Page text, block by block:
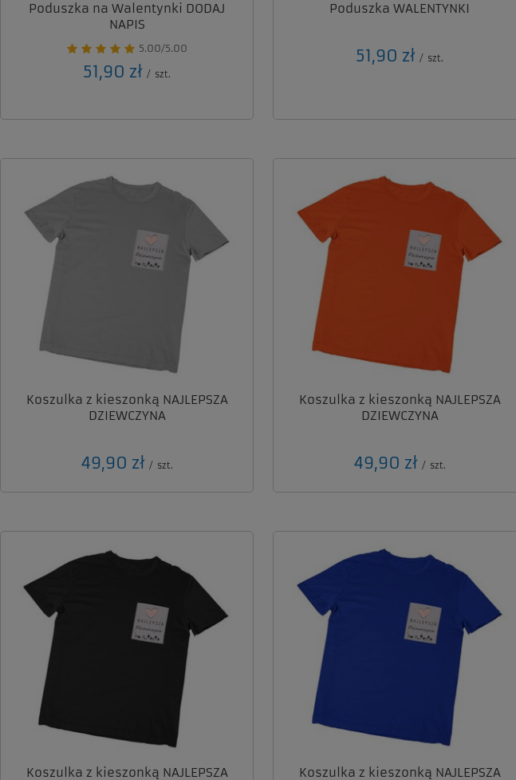
Poduszka na Walentynki DODAJ
NAPIS
5.00/5.00
51,90 zł / szt.
Poduszka WALENTYNKI
51,90 zł / szt.
Koszulka z kieszonką NAJLEPSZA
DZIEWCZYNA
49,90 zł / szt.
Koszulka z kieszonką NAJLEPSZA
DZIEWCZYNA
49,90 zł / szt.
Koszulka z kieszonką NAJLEPSZA
Koszulka z kieszonką NAJLEPSZA